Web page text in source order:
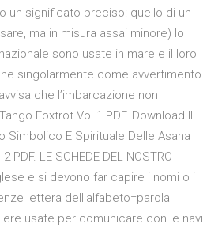
un significato preciso: quello di un
ma in misura assai minore) lo
sono usate in mare e il loro
singolarmente come avvertimento
che l’imbarcazione non
Foxtrot Vol 1 PDF. Download Il
Simbolico E Spirituale Delle Asana
LE SCHEDE DEL NOSTRO
e si devono far capire i nomi o i
lettera dell'alfabeto=parola
usate per comunicare con le navi.